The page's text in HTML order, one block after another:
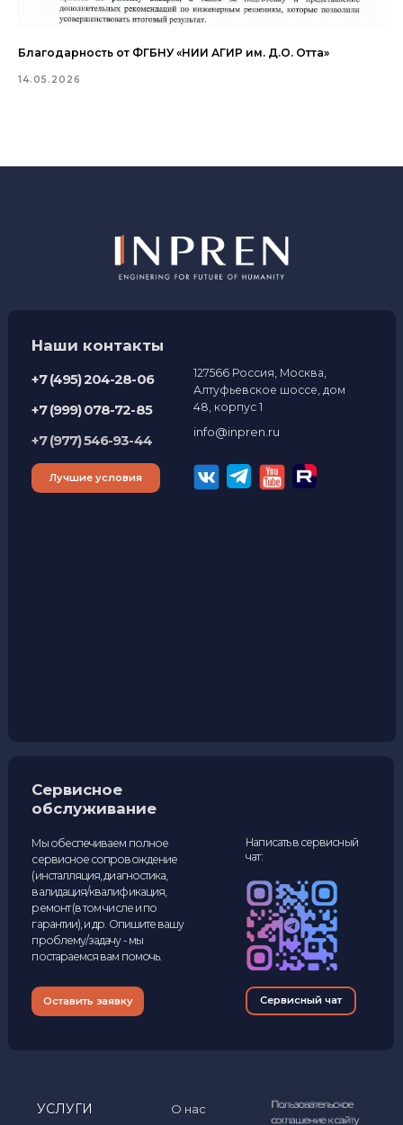
Благодарность от ФГБНУ «НИИ АГИР им. Д.О. Отта»
14.05.2026
Наши контакты
127566 Россия, Москва,
48, корпус 1
+7 (495) 204-28-06
+7 (999) 078-72-85
Сервисное
обслуживание
Мы обеспечиваем полное
сервисное сопровождение
валидация/квалификация,
ремонт (в том числе и по
Написать в сервисный
чат:
Сервисный чат
Оставить заявку